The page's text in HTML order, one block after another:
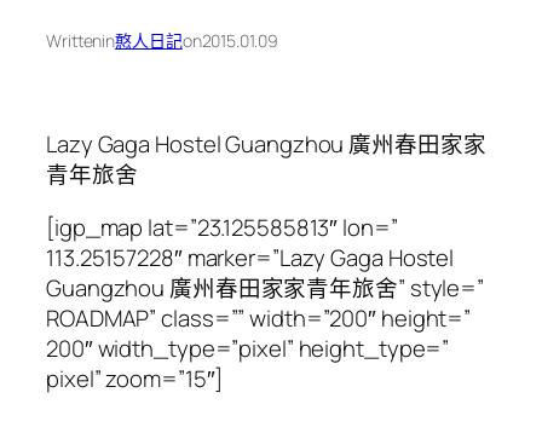
Writtenin憨人日記on2015.01.09
Lazy Gaga Hostel Guangzhou 廣州春田家家
青年旅舍
[igp_map lat=”23.125585813″ lon=”
113.25157228″ marker=”Lazy Gaga Hostel
Guangzhou 廣州春田家家青年旅舍” style=”
ROADMAP” class=”” width=”200″ height=”
200″ width_type=”pixel” height_type=”
pixel” zoom=”15″]